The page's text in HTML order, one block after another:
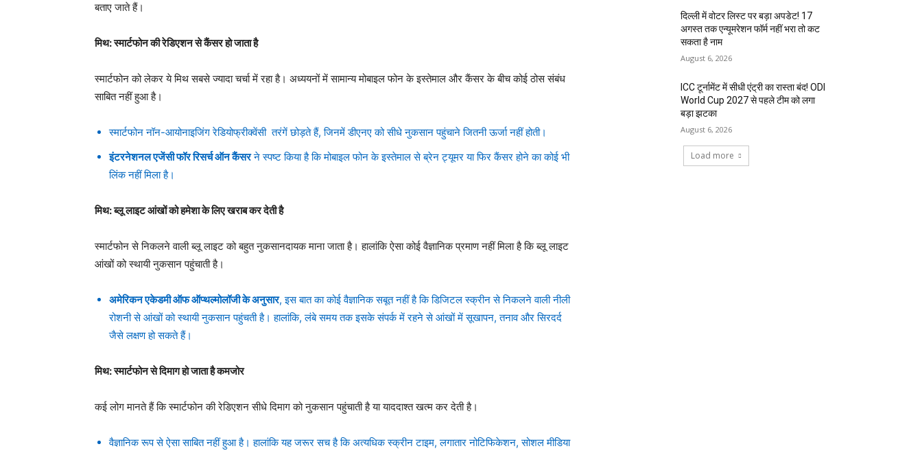
बताए जाते हैं।
मिथ: स्मार्टफोन की रेडिएशन से कैंसर हो जाता है
स्मार्टफोन को लेकर ये मिथ सबसे ज्यादा चर्चा में रहा है। अध्ययनों में सामान्य मोबाइल फोन के इस्तेमाल और कैंसर के बीच कोई ठोस संबंध
साबित नहीं हुआ है।
स्मार्टफोन नॉन-आयोनाइजिंग रेडियोफ्रीक्वेंसी तरंगें छोड़ते हैं, जिनमें डीएनए को सीधे नुकसान पहुंचाने जितनी ऊर्जा नहीं होती।
इंटरनेशनल एजेंसी फॉर रिसर्च ऑन कैंसरने स्पष्ट किया है कि मोबाइल फोन के इस्तेमाल से ब्रेन ट्यूमर या फिर कैंसर होने का कोई भी
लिंक नहीं मिला है।
मिथ: ब्लू लाइट आंखों को हमेशा के लिए खराब कर देती है
स्मार्टफोन से निकलने वाली ब्लू लाइट को बहुत नुकसानदायक माना जाता है। हालांकि ऐसा कोई वैज्ञानिक प्रमाण नहीं मिला है कि ब्लू लाइट
आंखों को स्थायी नुकसान पहुंचाती है।
अमेरिकन एकेडमी ऑफ ऑप्थल्मोलॉजी के अनुसार, इस बात का कोई वैज्ञानिक सबूत नहीं है कि डिजिटल स्क्रीन से निकलने वाली नीली
रोशनी से आंखों को स्थायी नुकसान पहुंचती है। हालांकि, लंबे समय तक इसके संपर्क में रहने से आंखों में सूखापन, तनाव और सिरदर्द
जैसे लक्षण हो सकते हैं।
मिथ: स्मार्टफोन से दिमाग हो जाता है कमजोर
कई लोग मानते हैं कि स्मार्टफोन की रेडिएशन सीधे दिमाग को नुकसान पहुंचाती है या याददाश्त खत्म कर देती है।
वैज्ञानिक रूप से ऐसा साबित नहीं हुआ है। हालांकि यह जरूर सच है कि अत्यधिक स्क्रीन टाइम, लगातार नोटिफिकेशन, सोशल मीडिया
दिल्ली में वोटर लिस्ट पर बड़ा अपडेट! 17
अगस्त तक एन्यूमरेशन फॉर्म नहीं भरा तो कट
सकता है नाम
August 6, 2026
ICC टूर्नामेंट में सीधी एंट्री का रास्ता बंद! ODI
World Cup 2027 से पहले टीम को लगा
बड़ा झटका
August 6, 2026
Load more